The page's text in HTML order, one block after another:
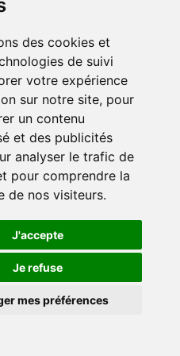
des cookies et
de suivi
votre expérience
sur notre site, pour
un contenu
et des publicités
analyser le trafic de
pour comprendre la
de nos visiteurs.
J'accepte
Je refuse
mes préférences